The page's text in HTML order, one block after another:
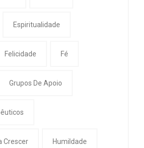
Espiritualidade
Felicidade Fé
Grupos De Apoio
Crescer Humildade